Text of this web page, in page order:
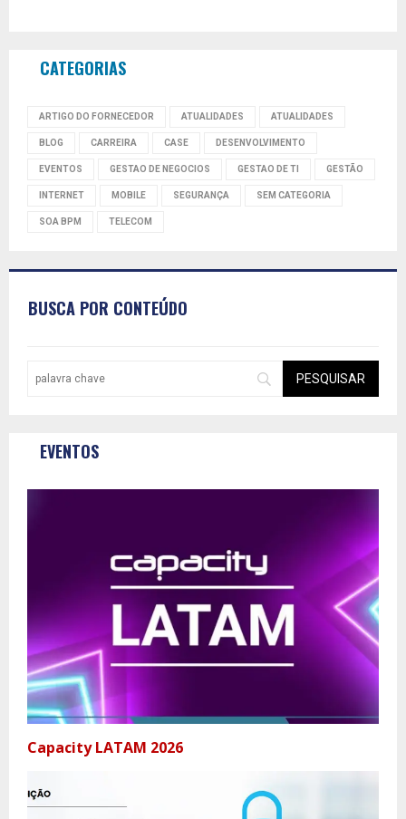
CATEGORIAS
ARTIGO DO FORNECEDOR ATUALIDADES ATUALIDADES
BLOG CARREIRA CASE DESENVOLVIMENTO
EVENTOS GESTAO DE NEGOCIOS GESTAO DE TI GESTÃO
INTERNET MOBILE SEGURANÇA SEM CATEGORIA
SOA BPM TELECOM
BUSCA POR CONTEÚDO
EVENTOS
Capacity LATAM 2026